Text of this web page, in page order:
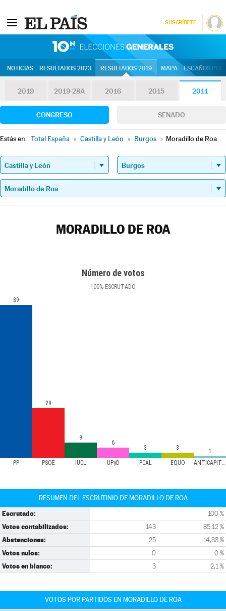
SUSCRÍBETE
NOTICIAS RESULTADOS 2023 RESULTADOS 2019 MAPA ESCAÑOS
2019 2019-28A 2016 2015 2011
CONGRESO SENADO
Estás en: Total España » Castilla y León » Burgos » Moradillo de Roa
MORADILLO DE ROA
Número de votos
100% ESCRUTADO
PP PSOE IUCL UPyD PCAL EQUO ANTICAPITALISTAS
89
29
9
6
3 3 1
RESUMEN DEL ESCRUTINIO DE MORADILLO DE ROA
Escrutado: 100 %
Votos contabilizados: 143 85,12 %
Abstenciones: 25 14,88 %
Votos nulos: 0 0 %
Votos en blanco: 3 2,1 %
VOTOS POR PARTIDOS EN MORADILLO DE ROA